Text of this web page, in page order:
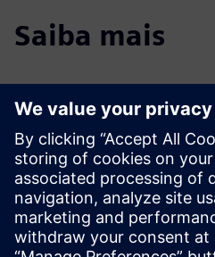
Saiba mais
Veja
Webinar a pedido| DevOps:
Polarion ALM
Webinar a pedido |
desenvolvimento de produtos e